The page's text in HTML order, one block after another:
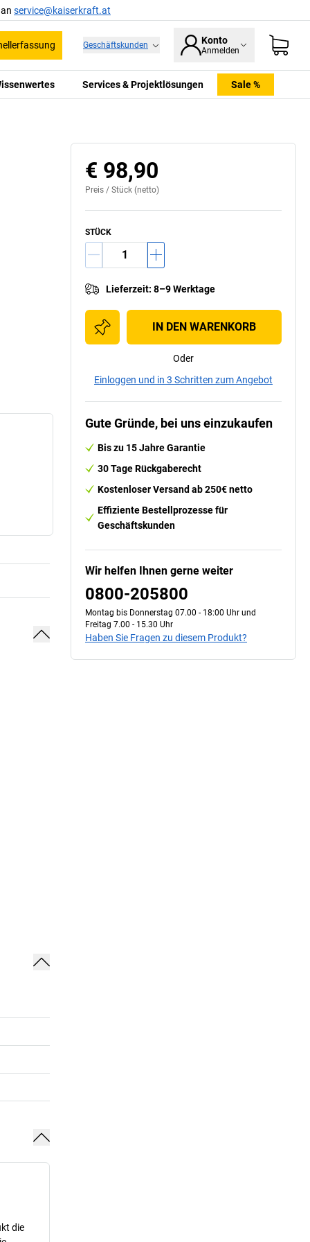
service@kaiserkraft.at
Geschäftskunden Konto
Anmelden
Services & Projektlösungen Sale %
die
€ 98,90
Preis / Stück (netto)
STÜCK
Lieferzeit: 8–9 Werktage
IN DEN WARENKORB
Oder
Einloggen und in 3 Schritten zum Angebot
Gute Gründe, bei uns einzukaufen
Bis zu 15 Jahre Garantie
30 Tage Rückgaberecht
Kostenloser Versand ab 250€ netto
Effiziente Bestellprozesse für
Geschäftskunden
Wir helfen Ihnen gerne weiter
0800-205800
Montag bis Donnerstag 07.00 - 18:00 Uhr und
Freitag 7.00 - 15.30 Uhr
Haben Sie Fragen zu diesem Produkt?